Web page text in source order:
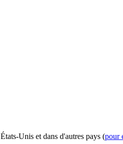
Unis et dans d'autres pays (pour